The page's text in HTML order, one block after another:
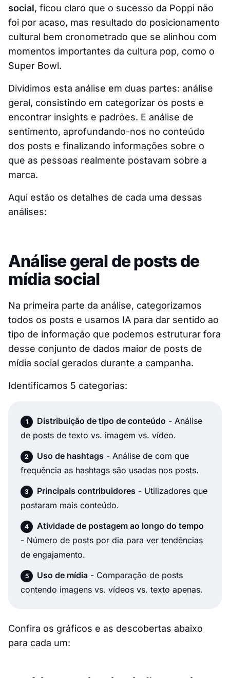
social, ficou claro que o sucesso da Poppi não
foi por acaso, mas resultado do posicionamento
cultural bem cronometrado que se alinhou com
momentos importantes da cultura pop, como o
Super Bowl.
Dividimos esta análise em duas partes: análise
geral, consistindo em categorizar os posts e
encontrar insights e padrões. E análise de
sentimento, aprofundando-nos no conteúdo
dos posts e finalizando informações sobre o
que as pessoas realmente postavam sobre a
marca.
Aqui estão os detalhes de cada uma dessas
análises:
Análise geral de posts de
mídia social
Na primeira parte da análise, categorizamos
todos os posts e usamos IA para dar sentido ao
tipo de informação que podemos estruturar fora
desse conjunto de dados maior de posts de
mídia social gerados durante a campanha.
Identificamos 5 categorias:
Distribuição de tipo de conteúdo - Análise
de posts de texto vs. imagem vs. vídeo.
Uso de hashtags - Análise de com que
frequência as hashtags são usadas nos posts.
Principais contribuidores - Utilizadores que
postaram mais conteúdo.
Atividade de postagem ao longo do tempo
- Número de posts por dia para ver tendências
de engajamento.
Uso de mídia - Comparação de posts
contendo imagens vs. vídeos vs. texto apenas.
Confira os gráficos e as descobertas abaixo
para cada um: